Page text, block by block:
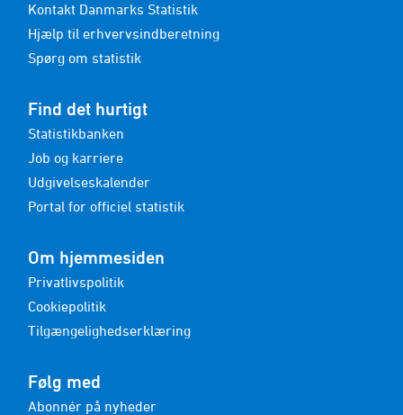
Kontakt Danmarks Statistik
Hjælp til erhvervsindberetning
Spørg om statistik
Find det hurtigt
Statistikbanken
Job og karriere
Udgivelseskalender
Portal for officiel statistik
Om hjemmesiden
Privatlivspolitik
Cookiepolitik
Tilgængelighedserklæring
Følg med
Abonnér på nyheder